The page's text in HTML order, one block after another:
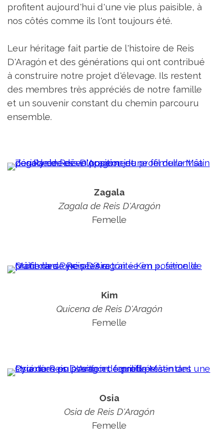
profitent aujourd'hui d'une vie plus paisible, à
nos côtés comme ils l'ont toujours été.
Leur héritage fait partie de l'histoire de Reis
D'Aragón et des générations qui ont contribué
à construire notre projet d'élevage. Ils restent
des membres très appréciés de notre famille
et un souvenir constant du chemin parcouru
ensemble.
Zagala
Zagala de Reis D'Aragón
Femelle
Kim
Quicena de Reis D'Aragón
Femelle
Osia
Osia de Reis D'Aragón
Femelle